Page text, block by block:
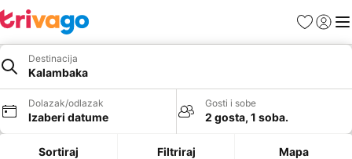
FavoritiPrijavi
Destinacija
Kalambaka
Dolazak/odlazak
Izaberi datume
Gosti i sobe
2 gosta, 1 soba.
Sortiraj Filtriraj Mapa